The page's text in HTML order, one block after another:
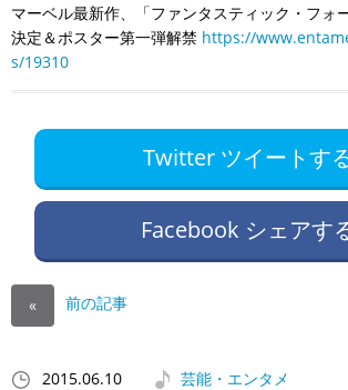
マーベル最新作、「ファンタスティック・フォ
決定＆ポスター第一弾解禁 https://
s/19310
Twitter ツイートす
Facebook シェアす
« 前の記事
2015.06.10
芸能・エンタメ